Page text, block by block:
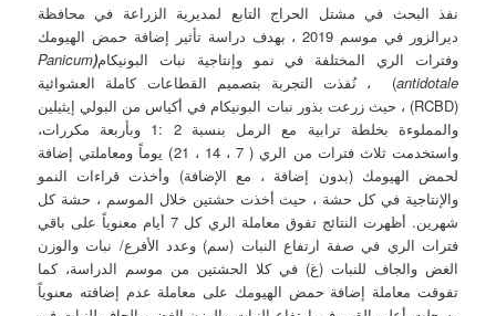
نفذ البحث في مشتل الحراج التابع لمديرية الزراعة في محافظة
ديرالزور في موسم 2019 ، بهدف دراسة تأثير إضافة حمض الهيومك
وفترات الري المختلفة في نمو وإنتاجية نبات البونيكام(
Panicum
antidotale) ، نُفذت التجربة بتصميم القطاعات كاملة العشوائية
(RCBD) ، حيث زرعت بذور نبات البونيكام في أكياس من البولي إيثيلين
والمملوءة بخلطة ترابية مع الرمل بنسبة 2 :1 وبأربعة مكررات،
واستخدمت ثلاث فترات من الري ( 7 ، 14 ، 21) يوماً ومعاملتي إضافة
لحمض الهيومك (بدون إضافة ، مع الإضافة) وأخذت قراءات النمو
والإنتاجية في كل حشة ، حيث أخذت حشتين خلال الموسم ، حشة كل
شهرين. أظهرت النتائج تفوق معاملة الري كل 7 أيام معنوياً على باقي
فترات الري في صفة ارتفاع النبات (سم) وعدد الأفرع/ نبات والوزن
الغض والجاف للنبات (غ) في كلا الحشتين من موسم الدراسة، كما
تفوقت معاملة إضافة حمض الهيومك على معاملة عدم إضافته معنوياً